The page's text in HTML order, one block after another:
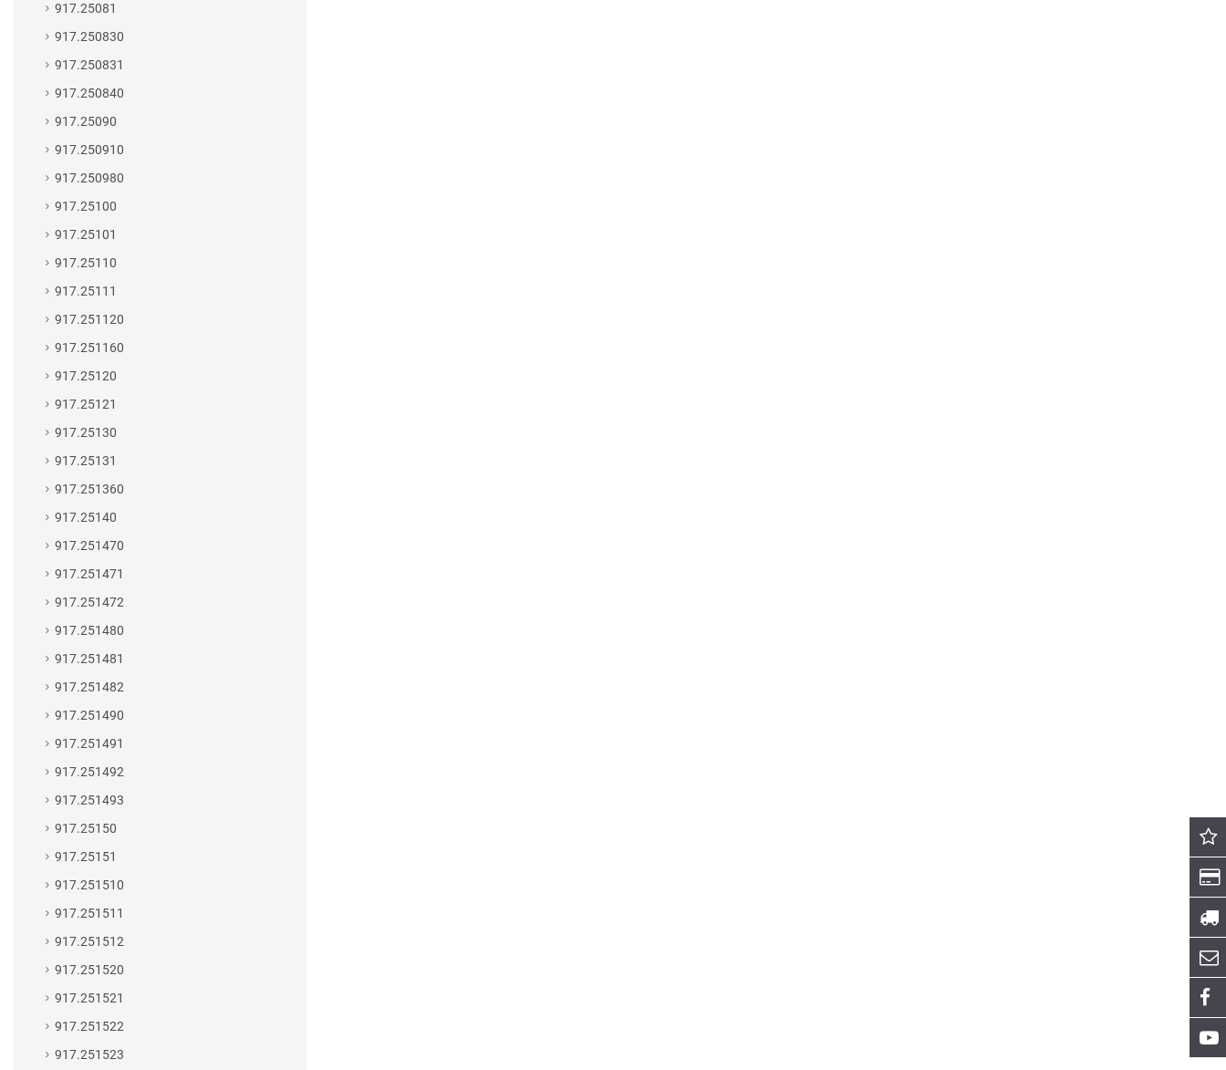
917.25081
917.250830
917.250831
917.250840
917.25090
917.250910
917.250980
917.25100
917.25101
917.25110
917.25111
917.251120
917.251160
917.25120
917.25121
917.25130
917.25131
917.251360
917.25140
917.251470
917.251471
917.251472
917.251480
917.251481
917.251482
917.251490
917.251491
917.251492
917.251493
917.25150
917.25151
917.251510
917.251511
917.251512
917.251520
917.251521
917.251522
917.251523